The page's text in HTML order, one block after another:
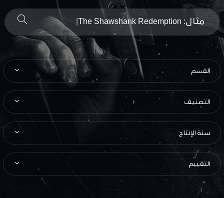
مثال: The Shawshank Redemption
القسم
التصنيف
سنة الإنتاج
التقييم